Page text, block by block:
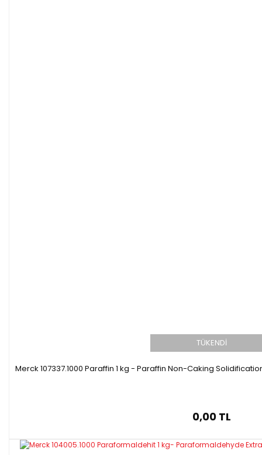
TÜKENDİ
Merck 107337.1000 Paraffin 1 kg - Paraffin Non-Caking
0,00 TL